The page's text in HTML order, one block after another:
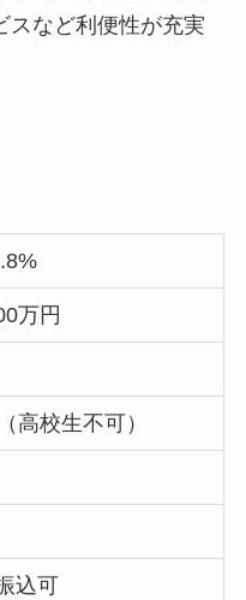
スなど利便性が充実
万円
高校生不可）
込可